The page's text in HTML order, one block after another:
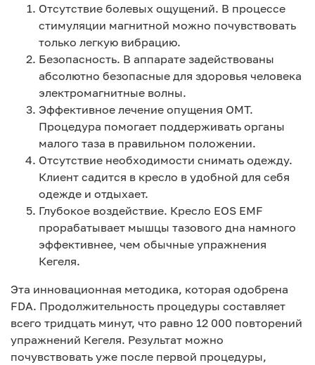
Отсутствие болевых ощущений. В процессе
стимуляции магнитной можно почувствовать
только легкую вибрацию.
Безопасность. В аппарате задействованы
абсолютно безопасные для здоровья человека
электромагнитные волны.
Эффективное лечение опущения ОМТ.
Процедура помогает поддерживать органы
малого таза в правильном положении.
Отсутствие необходимости снимать одежду.
Клиент садится в кресло в удобной для себя
одежде и отдыхает.
Глубокое воздействие. Кресло EOS EMF
прорабатывает мышцы тазового дна намного
эффективнее, чем обычные упражнения
Кегеля.
Эта инновационная методика, которая одобрена
FDA. Продолжительность процедуры составляет
всего тридцать минут, что равно 12 000 повторений
упражнений Кегеля. Результат можно
почувствовать уже после первой процедуры,